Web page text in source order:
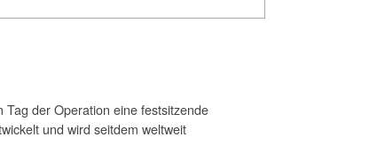
der Operation eine festsitzende
und wird seitdem weltweit